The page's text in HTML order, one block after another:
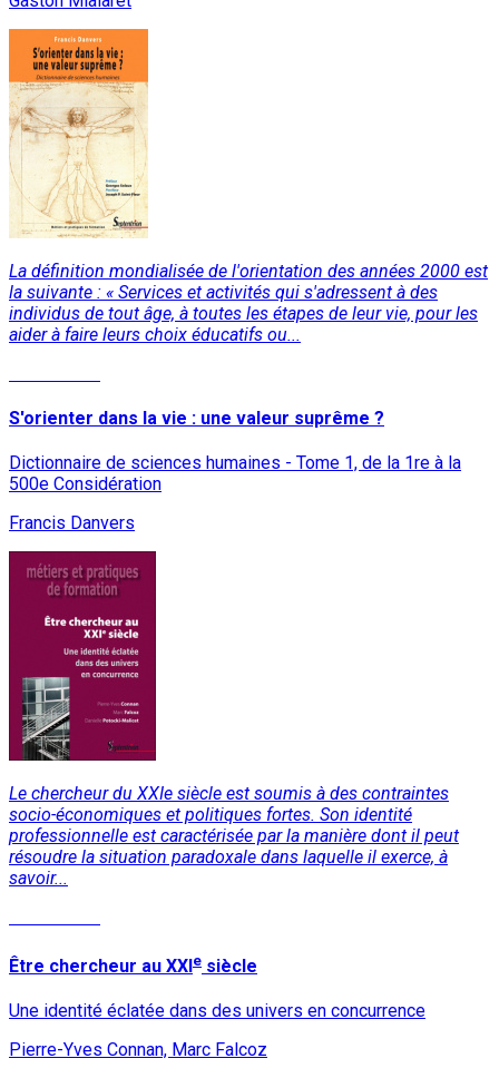
La définition mondialisée de l'orientation des années 2000 est
la suivante : « Services et activités qui s'adressent à des
individus de tout âge, à toutes les étapes de leur vie, pour les
aider à faire leurs choix éducatifs ou...
S'orienter dans la vie : une valeur suprême ?
Dictionnaire de sciences humaines - Tome 1, de la 1re à la
500e Considération
Francis Danvers
Le chercheur du XXIe siècle est soumis à des contraintes
socio-économiques et politiques fortes. Son identité
professionnelle est caractérisée par la manière dont il peut
résoudre la situation paradoxale dans laquelle il exerce, à
savoir...
Être chercheur au XXIe siècle
Une identité éclatée dans des univers en concurrence
Pierre-Yves Connan, Marc Falcoz